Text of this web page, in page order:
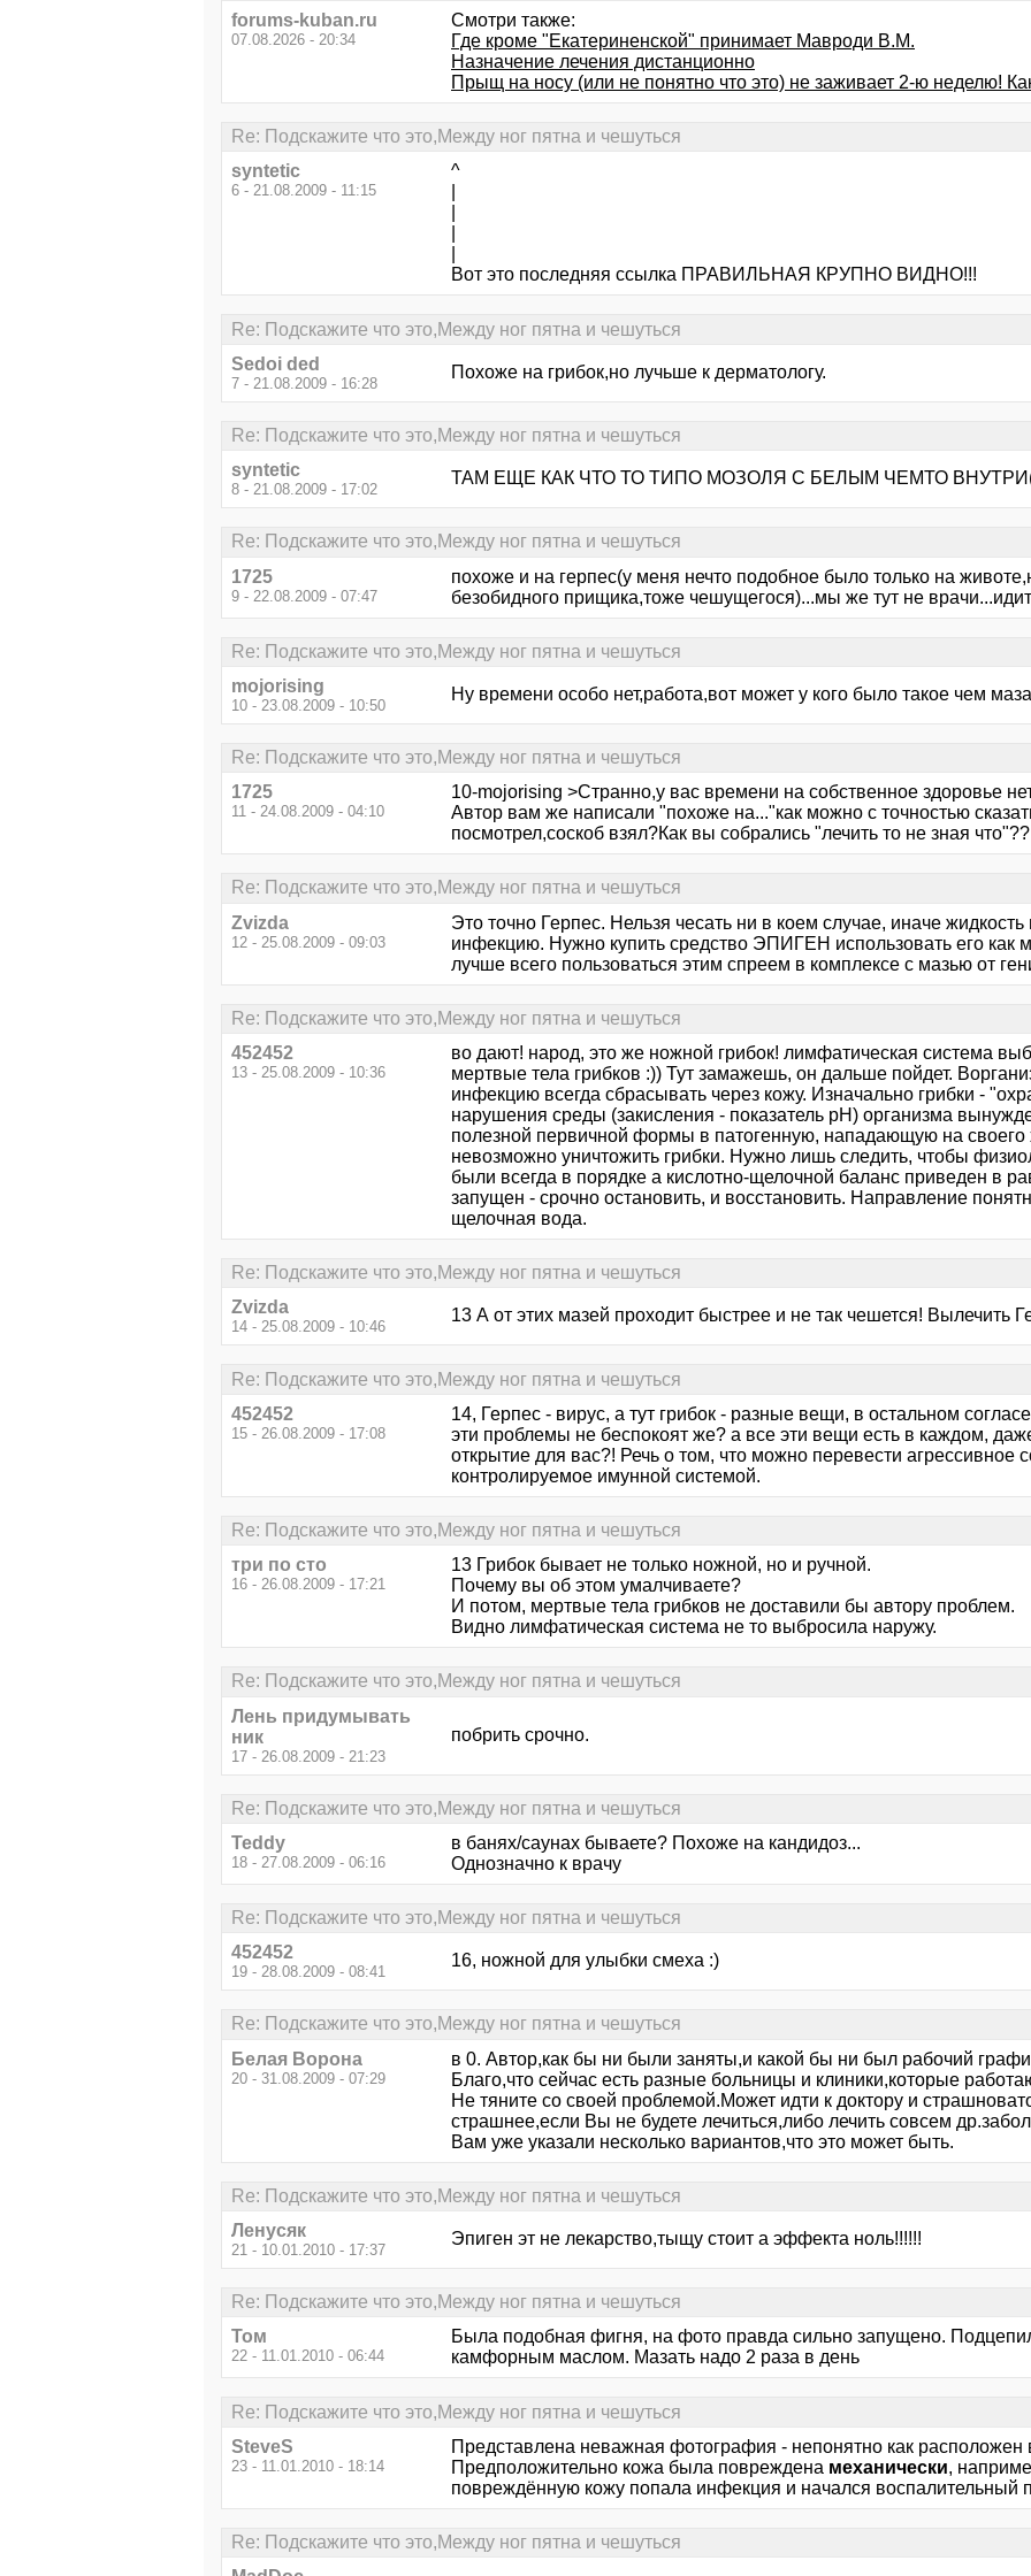
forums-kuban.ru
07.08.2026 - 20:34
Смотри также:
Где кроме "Екатериненской" принимает Мавроди В.М.
Назначение лечения дистанционно
Прыщ на носу (или не понятно что это) не заживает 2-ю неделю!
Re: Подскажите что это,Между ног пятна и чешуться
syntetic
6 - 21.08.2009 - 11:15
^
Вот это последняя ссылка ПРАВИЛЬНАЯ КРУПНО ВИДНО!!!
Re: Подскажите что это,Между ног пятна и чешуться
Sedoi ded
7 - 21.08.2009 - 16:28
Похоже на грибок,но лучьше к дерматологу.
Re: Подскажите что это,Между ног пятна и чешуться
syntetic
8 - 21.08.2009 - 17:02
ТАМ ЕЩЕ КАК ЧТО ТО ТИПО МОЗОЛЯ С БЕЛЫМ ЧЕМТО
Re: Подскажите что это,Между ног пятна и чешуться
1725
9 - 22.08.2009 - 07:47
похоже и на герпес(у меня нечто подобное было только на
безобидного прищика,тоже чешущегося)...мы же тут не
Re: Подскажите что это,Между ног пятна и чешуться
mojorising
10 - 23.08.2009 - 10:50
Ну времени особо нет,работа,вот может у кого было такое чем
Re: Подскажите что это,Между ног пятна и чешуться
1725
11 - 24.08.2009 - 04:10
10-mojorising >Странно,у вас времени на собственное здоровье
Автор вам же написали "похоже на..."как можно с точностью
посмотрел,соскоб взял?Как вы собрались "лечить то не зная что"??
Re: Подскажите что это,Между ног пятна и чешуться
Zvizda
12 - 25.08.2009 - 09:03
Это точно Герпес. Нельзя чесать ни в коем случае, иначе
инфекцию. Нужно купить средство ЭПИГЕН использовать его как
лучше всего пользоваться этим спреем в комплексе с мазью от
Re: Подскажите что это,Между ног пятна и чешуться
452452
13 - 25.08.2009 - 10:36
во дают! народ, это же ножной грибок! лимфатическая система
мертвые тела грибков :)) Тут замажешь, он дальше пойдет.
инфекцию всегда сбрасывать через кожу. Изначально грибки -
нарушения среды (закисления - показатель рН) организма
полезной первичной формы в патогенную, нападающую на
невозможно уничтожить грибки. Нужно лишь следить, чтобы
были всегда в порядке а кислотно-щелочной баланс приведен в
запущен - срочно остановить, и восстановить. Направление
щелочная вода.
Re: Подскажите что это,Между ног пятна и чешуться
Zvizda
14 - 25.08.2009 - 10:46
13 А от этих мазей проходит быстрее и не так чешется!
Re: Подскажите что это,Между ног пятна и чешуться
452452
15 - 26.08.2009 - 17:08
14, Герпес - вирус, а тут грибок - разные вещи, в остальном
эти проблемы не беспокоят же? а все эти вещи есть в каждом,
открытие для вас?! Речь о том, что можно перевести агрессивное
контролируемое имунной системой.
Re: Подскажите что это,Между ног пятна и чешуться
три по сто
16 - 26.08.2009 - 17:21
13 Грибок бывает не только ножной, но и ручной.
Почему вы об этом умалчиваете?
И потом, мертвые тела грибков не доставили бы автору проблем.
Видно лимфатическая система не то выбросила наружу.
Re: Подскажите что это,Между ног пятна и чешуться
Лень придумывать
ник
17 - 26.08.2009 - 21:23
побрить срочно.
Re: Подскажите что это,Между ног пятна и чешуться
Teddy
18 - 27.08.2009 - 06:16
в банях/саунах бываете? Похоже на кандидоз...
Однозначно к врачу
Re: Подскажите что это,Между ног пятна и чешуться
452452
19 - 28.08.2009 - 08:41
16, ножной для улыбки смеха :)
Re: Подскажите что это,Между ног пятна и чешуться
Белая Ворона
20 - 31.08.2009 - 07:29
в 0. Автор,как бы ни были заняты,и какой бы ни был рабочий
Благо,что сейчас есть разные больницы и клиники,которые
Не тяните со своей проблемой.Может идти к доктору и
страшнее,если Вы не будете лечиться,либо лечить совсем
Вам уже указали несколько вариантов,что это может быть.
Re: Подскажите что это,Между ног пятна и чешуться
Ленусяк
21 - 10.01.2010 - 17:37
Эпиген эт не лекарство,тыщу стоит а эффекта ноль!!!!!!
Re: Подскажите что это,Между ног пятна и чешуться
Том
22 - 11.01.2010 - 06:44
Была подобная фигня, на фото правда сильно запущено.
камфорным маслом. Мазать надо 2 раза в день
Re: Подскажите что это,Между ног пятна и чешуться
SteveS
23 - 11.01.2010 - 18:14
Представлена неважная фотография - непонятно как расположен
Предположительно кожа была повреждена механически,
повреждённую кожу попала инфекция и начался воспалительный
Re: Подскажите что это,Между ног пятна и чешуться